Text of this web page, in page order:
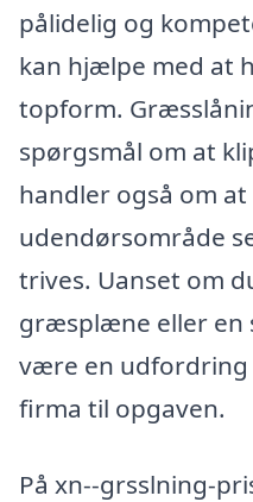
pålidelig og
kan hjælpe med at
topform.
spørgsmål om at
handler også om
udendørsområde
trives. Uanset om
græsplæne eller en
være en
firma til opgaven.
På xn--grsslning-